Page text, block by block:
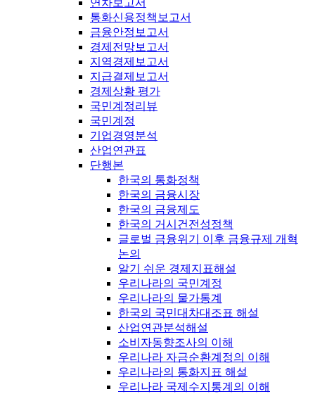
연차보고서
통화신용정책보고서
금융안정보고서
경제전망보고서
지역경제보고서
지급결제보고서
경제상황 평가
국민계정리뷰
국민계정
기업경영분석
산업연관표
단행본
한국의 통화정책
한국의 금융시장
한국의 금융제도
한국의 거시건전성정책
글로벌 금융위기 이후 금융규제 개혁
논의
알기 쉬운 경제지표해설
우리나라의 국민계정
우리나라의 물가통계
한국의 국민대차대조표 해설
산업연관분석해설
소비자동향조사의 이해
우리나라 자금순환계정의 이해
우리나라의 통화지표 해설
우리나라 국제수지통계의 이해